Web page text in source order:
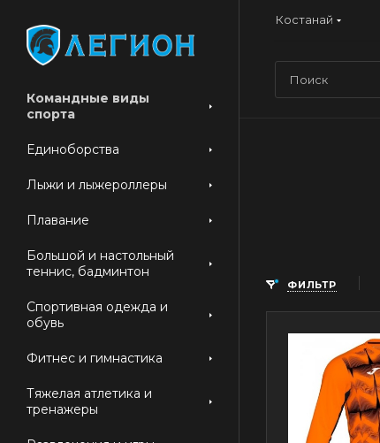
Костанай
Командные виды
спорта
Единоборства
Лыжи и лыжероллеры
Плавание
Большой и настольный
теннис, бадминтон
Спортивная одежда и
обувь
Фитнес и гимнастика
Тяжелая атлетика и
тренажеры
ФИЛЬТР